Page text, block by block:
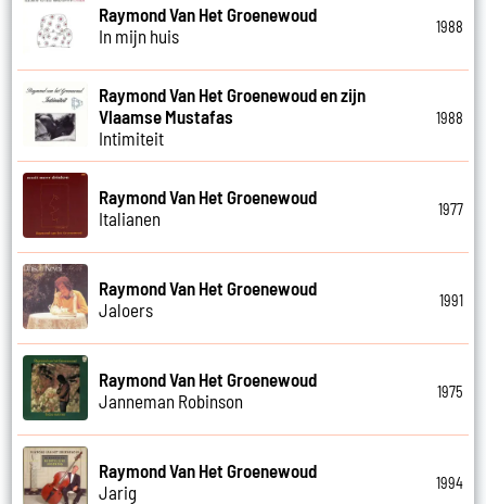
Raymond Van Het Groenewoud
In mijn huis
1988
Raymond Van Het Groenewoud en zijn
Vlaamse Mustafas
Intimiteit
1988
Raymond Van Het Groenewoud
Italianen
1977
Raymond Van Het Groenewoud
Jaloers
1991
Raymond Van Het Groenewoud
Janneman Robinson
1975
Raymond Van Het Groenewoud
Jarig
1994